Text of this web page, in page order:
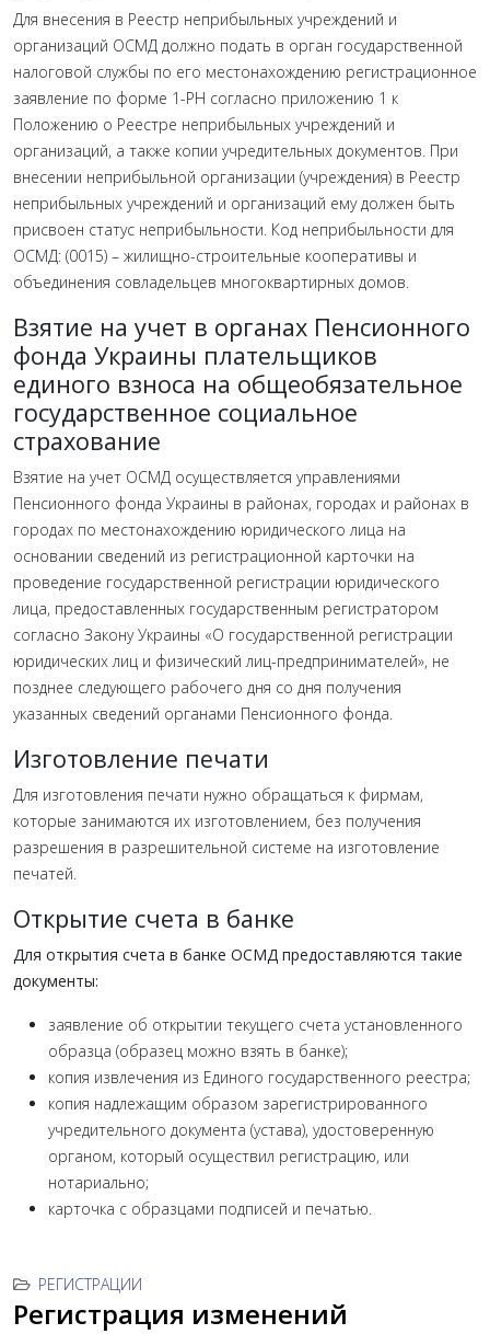
Для внесения в Реестр неприбыльных учреждений и
организаций ОСМД должно подать в орган государственной
налоговой службы по его местонахождению регистрационное
заявление по форме 1-РН согласно приложению 1 к
Положению о Реестре неприбыльных учреждений и
организаций, а также копии учредительных документов. При
внесении неприбыльной организации (учреждения) в Реестр
неприбыльных учреждений и организаций ему должен быть
присвоен статус неприбыльности. Код неприбыльности для
ОСМД: (0015) – жилищно-строительные кооперативы и
объединения совладельцев многоквартирных домов.
Взятие на учет в органах Пенсионного
фонда Украины плательщиков
единого взноса на общеобязательное
государственное социальное
страхование
Взятие на учет ОСМД осуществляется управлениями
Пенсионного фонда Украины в районах, городах и районах в
городах по местонахождению юридического лица на
основании сведений из регистрационной карточки на
проведение государственной регистрации юридического
лица, предоставленных государственным регистратором
согласно Закону Украины «О государственной регистрации
юридических лиц и физический лиц-предпринимателей», не
позднее следующего рабочего дня со дня получения
указанных сведений органами Пенсионного фонда.
Изготовление печати
Для изготовления печати нужно обращаться к фирмам,
которые занимаются их изготовлением, без получения
разрешения в разрешительной системе на изготовление
печатей.
Открытие счета в банке
Для открытия счета в банке ОСМД предоставляются такие
документы:
заявление об открытии текущего счета установленного
образца (образец можно взять в банке);
копия извлечения из Единого государственного реестра;
копия надлежащим образом зарегистрированного
учредительного документа (устава), удостоверенную
органом, который осуществил регистрацию, или
нотариально;
карточка с образцами подписей и печатью.
РЕГИСТРАЦИИ
Регистрация изменений